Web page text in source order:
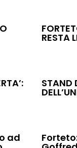
RESTA
STAND
ad